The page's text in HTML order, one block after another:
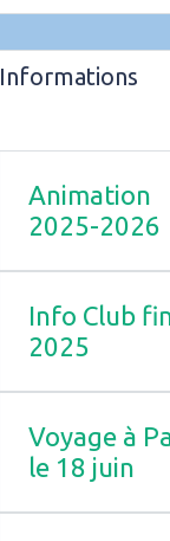
Informations
Animation
2025-2026
Info Club
2025
Voyage à
le 18 juin